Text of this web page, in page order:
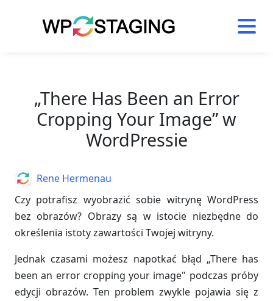
„There Has Been an Error
Cropping Your Image” w
WordPressie
Czy potrafisz wyobrazić sobie witrynę WordPress
bez obrazów? Obrazy są w istocie niezbędne do
określenia istoty zawartości Twojej witryny.
Jednak czasami możesz napotkać błąd „There has
been an error cropping your image" podczas próby
edycji obrazów. Ten problem zwykle pojawia się z
AuthorRene Hermenau